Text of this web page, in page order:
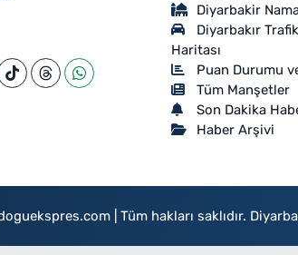
Diyarbakir
Diyarbakır
Haritası
Puan Durumu
Tüm Manşetler
Son Dakika
Haber Arşivi
| Tüm hakları saklıdır.